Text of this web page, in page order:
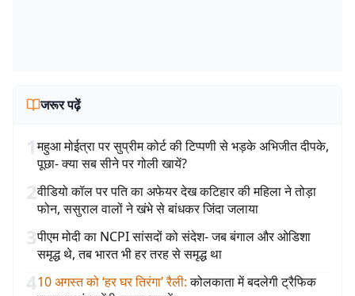
जरूर पढ़ें
1महुआ मोईत्रा पर सुप्रीम कोर्ट की टिप्पणी से भड़के अभिजीत दीपके,
पूछा- क्या सब सीने पर गोली खायें?
2वीडियो कॉल पर पति का अफेयर देख कटिहार की महिला ने तोड़ा
फोन, ससुराल वालों ने खंभे से बांधकर जिंदा जलाया
3पीएम मोदी का NCPI सांसदों को संदेश- जब बंगाल और ओडिशा
समृद्ध थे, तब भारत भी हर तरह से समृद्ध था
410 अगस्त को ‘हर घर तिरंगा’ रैली: कोलकाता में बदलेगी ट्रैफिक